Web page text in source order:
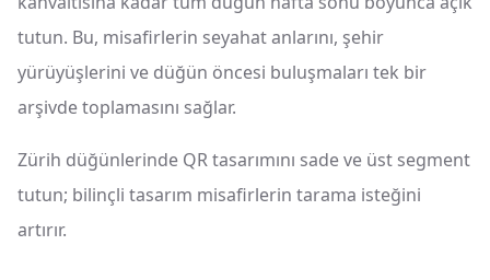
tutun. Bu, misafirlerin seyahat anlarını, şehir
yürüyüşlerini ve düğün öncesi buluşmaları tek bir
arşivde toplamasını sağlar.
Zürih düğünlerinde QR tasarımını sade ve üst segment
tutun; bilinçli tasarım misafirlerin tarama isteğini
artırır.